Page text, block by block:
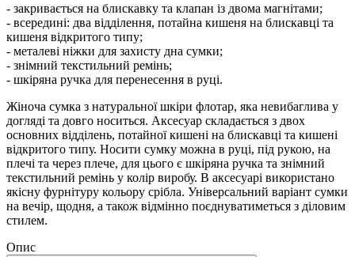
- закривається на блискавку та клапан із двома магнітами;
- всередині: два відділення, потайна кишеня на блискавці та
кишеня відкритого типу;
- металеві ніжки для захисту дна сумки;
- знімний текстильний ремінь;
- шкіряна ручка для перенесення в руці.
Жіноча сумка з натуральної шкіри флотар, яка невибаглива у
догляді та довго носиться. Аксесуар складається з двох
основних відділень, потайної кишені на блискавці та кишені
відкритого типу. Носити сумку можна в руці, під рукою, на
плечі та через плече, для цього є шкіряна ручка та знімний
текстильний ремінь у колір виробу. В аксесуарі використано
якісну фурнітуру кольору срібла. Універсальний варіант сумки
на вечір, щодня, а також відмінно поєднуватиметься з діловим
стилем.
Опис